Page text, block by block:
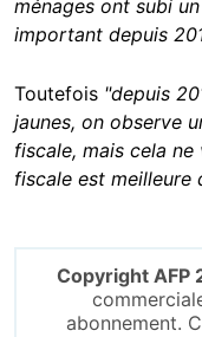
ménages ont subi
important depuis
Toutefois "depuis
jaunes, on observe
fiscale, mais cela
fiscale est meilleure
Copyright AFP
abonnement.